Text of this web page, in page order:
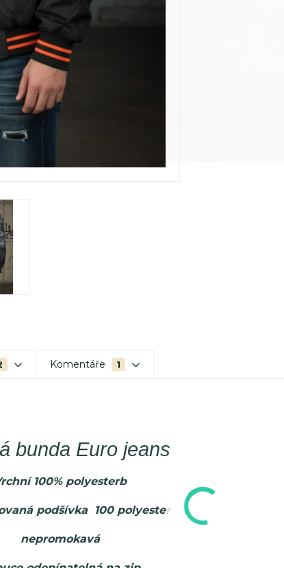
Komentáře 1
bunda Euro jeans
100% polyesterb
podšívka 100 polyester
nepromokavá